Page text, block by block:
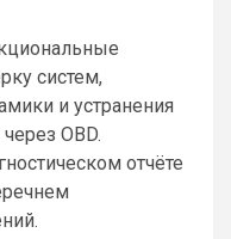
систем,
и устранения
OBD.
отчёте